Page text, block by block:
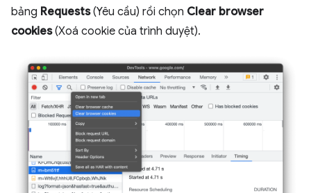
bảng Requests(Yêu cầu) rồi chọn Clear browser
cookies(Xoá cookie của trình duyệt).